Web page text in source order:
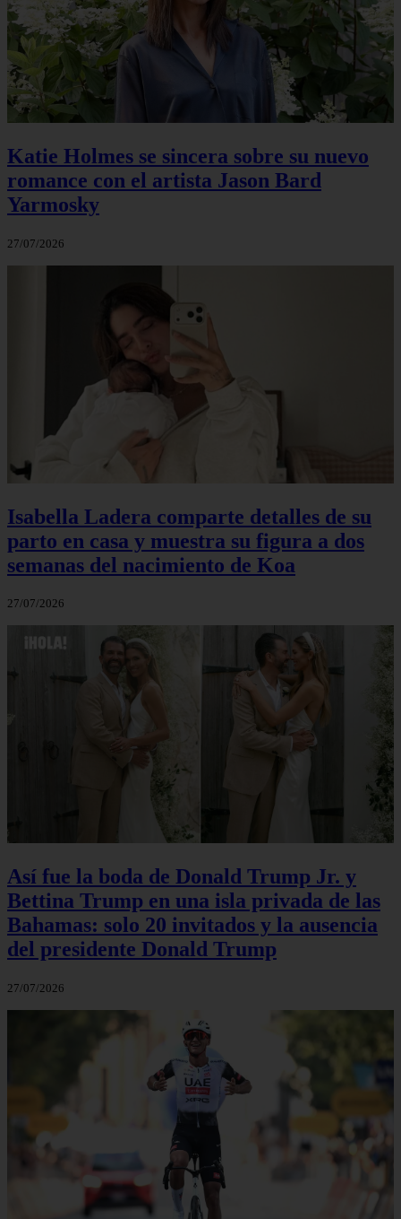
Katie Holmes se sincera sobre su nuevo
romance con el artista Jason Bard
Yarmosky
27/07/2026
Isabella Ladera comparte detalles de su
parto en casa y muestra su figura a dos
semanas del nacimiento de Koa
27/07/2026
Así fue la boda de Donald Trump Jr. y
Bettina Trump en una isla privada de las
Bahamas: solo 20 invitados y la ausencia
del presidente Donald Trump
27/07/2026